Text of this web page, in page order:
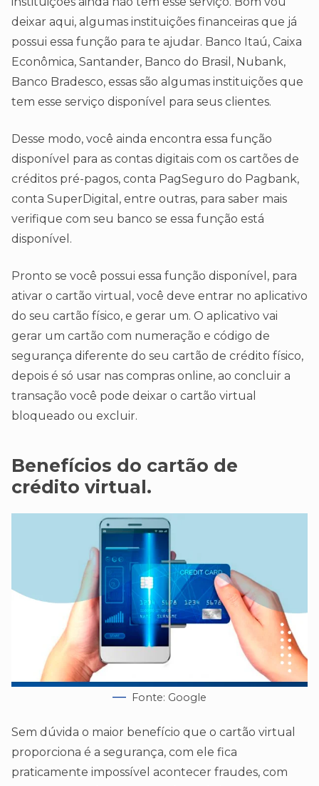
deixar aqui, algumas instituições financeiras que já
possui essa função para te ajudar. Banco Itaú, Caixa
Econômica, Santander, Banco do Brasil, Nubank,
Banco Bradesco, essas são algumas instituições que
tem esse serviço disponível para seus clientes.
Desse modo, você ainda encontra essa função
disponível para as contas digitais com os cartões de
créditos pré-pagos, conta PagSeguro do Pagbank,
conta SuperDigital, entre outras, para saber mais
verifique com seu banco se essa função está
disponível.
Pronto se você possui essa função disponível, para
ativar o cartão virtual, você deve entrar no aplicativo
do seu cartão físico, e gerar um. O aplicativo vai
gerar um cartão com numeração e código de
segurança diferente do seu cartão de crédito físico,
depois é só usar nas compras online, ao concluir a
transação você pode deixar o cartão virtual
bloqueado ou excluir.
Benefícios do cartão de
crédito virtual.
Fonte: Google
Sem dúvida o maior benefício que o cartão virtual
proporciona é a segurança, com ele fica
praticamente impossível acontecer fraudes, com